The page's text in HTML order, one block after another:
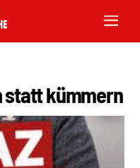
statt kümmern